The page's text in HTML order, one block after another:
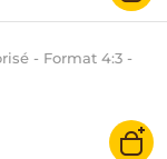
- Format 4:3 -